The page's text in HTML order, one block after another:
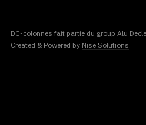
DC-colonnes fait partie du group Alu
Created & Powered by Nise Solutions.